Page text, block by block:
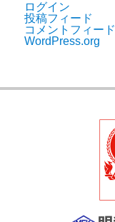
ログイン
投稿フィード
コメントフィード
WordPress.org